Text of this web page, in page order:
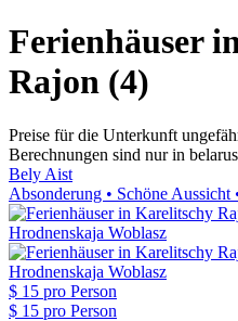
Ferienhäuser
Rajon (4)
Preise für die Unterkunft
Berechnungen sind nur in
Bely Aist
Absonderung • Schöne Aussicht
$ 15 pro Person
$ 15 pro Person